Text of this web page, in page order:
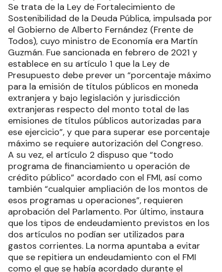
Se trata de la Ley de Fortalecimiento de
Sostenibilidad de la Deuda Pública, impulsada por
el Gobierno de Alberto Fernández (Frente de
Todos), cuyo ministro de Economía era Martín
Guzmán. Fue sancionada en febrero de 2021 y
establece en su artículo 1 que la Ley de
Presupuesto debe prever un “porcentaje máximo
para la emisión de títulos públicos en moneda
extranjera y bajo legislación y jurisdicción
extranjeras respecto del monto total de las
emisiones de títulos públicos autorizadas para
ese ejercicio”, y que para superar ese porcentaje
máximo se requiere autorización del Congreso.
A su vez, el artículo 2 dispuso que “todo
programa de financiamiento u operación de
crédito público” acordado con el FMI, así como
también “cualquier ampliación de los montos de
esos programas u operaciones”, requieren
aprobación del Parlamento. Por último, instaura
que los tipos de endeudamiento previstos en los
dos artículos no podían ser utilizados para
gastos corrientes. La norma apuntaba a evitar
que se repitiera un endeudamiento con el FMI
como el que se había acordado durante el